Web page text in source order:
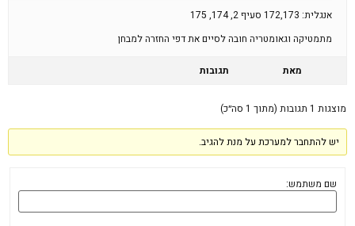
אנגלית: 172,173 סעיף 2, 174, 175
מתמטיקה וגאומטריה חובה לסיים את דפי החזרה למבחן
מאת תגובות
מוצגות 1 תגובות (מתוך 1 סה״כ)
יש להתחבר למערכת על מנת להגיב.
שם משתמש: